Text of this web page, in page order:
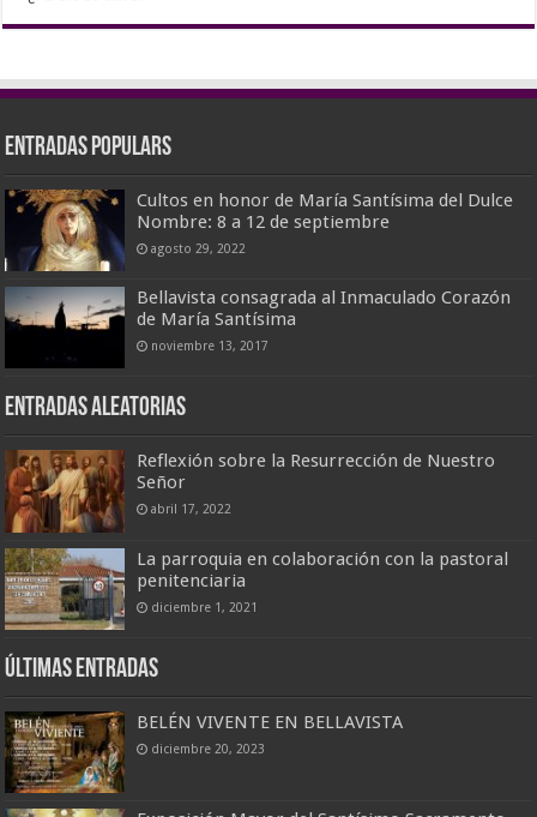
Entradas populars
Cultos en honor de María Santísima del Dulce
Nombre: 8 a 12 de septiembre
agosto 29, 2022
Bellavista consagrada al Inmaculado Corazón
de María Santísima
noviembre 13, 2017
Entradas aleatorias
Reflexión sobre la Resurrección de Nuestro
Señor
abril 17, 2022
La parroquia en colaboración con la pastoral
penitenciaria
diciembre 1, 2021
Últimas entradas
BELÉN VIVENTE EN BELLAVISTA
diciembre 20, 2023